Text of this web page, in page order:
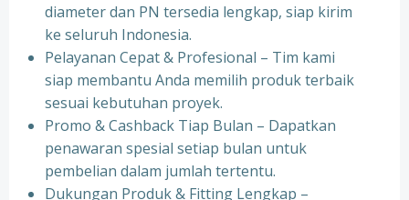
diameter dan PN tersedia lengkap, siap kirim
ke seluruh Indonesia.
⁠Pelayanan Cepat & Profesional – Tim kami
siap membantu Anda memilih produk terbaik
sesuai kebutuhan proyek.
⁠Promo & Cashback Tiap Bulan – Dapatkan
penawaran spesial setiap bulan untuk
pembelian dalam jumlah tertentu.
⁠Dukungan Produk & Fitting Lengkap –